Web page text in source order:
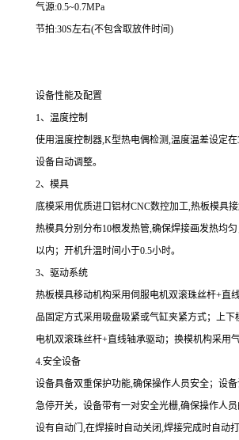
气源:0.5~0.7MPa
节拍:30S左右(不包含取放件时间)
设备性能及配置
1、温度控制
使用温度控制器,K型热电偶检测,温度温差设定
设备自动调整。
2、模具
底模采用优质进口铝材CNC数控加工,热板模具
热模具分别分布10根发热管,确保焊接画发热均
以内；开机升温时间小于0.5小时。
3、驱动系统
热板模具移动机构采用伺服电机双滚珠丝杆+直
品固定方式采用吸盘吸紧或气缸夹紧方式；上
电机双滚珠丝杆+直线轴承驱动；换模机构采用气
4.安全设备
设备具备双重保护功能,确保操作人员安全；设备
急停开关，设备带有一对安全光栅,确保操作人
设有自动门,在焊接时自动关闭,焊接完成时自动